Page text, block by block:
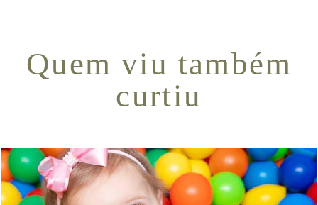
Quem viu também
curtiu